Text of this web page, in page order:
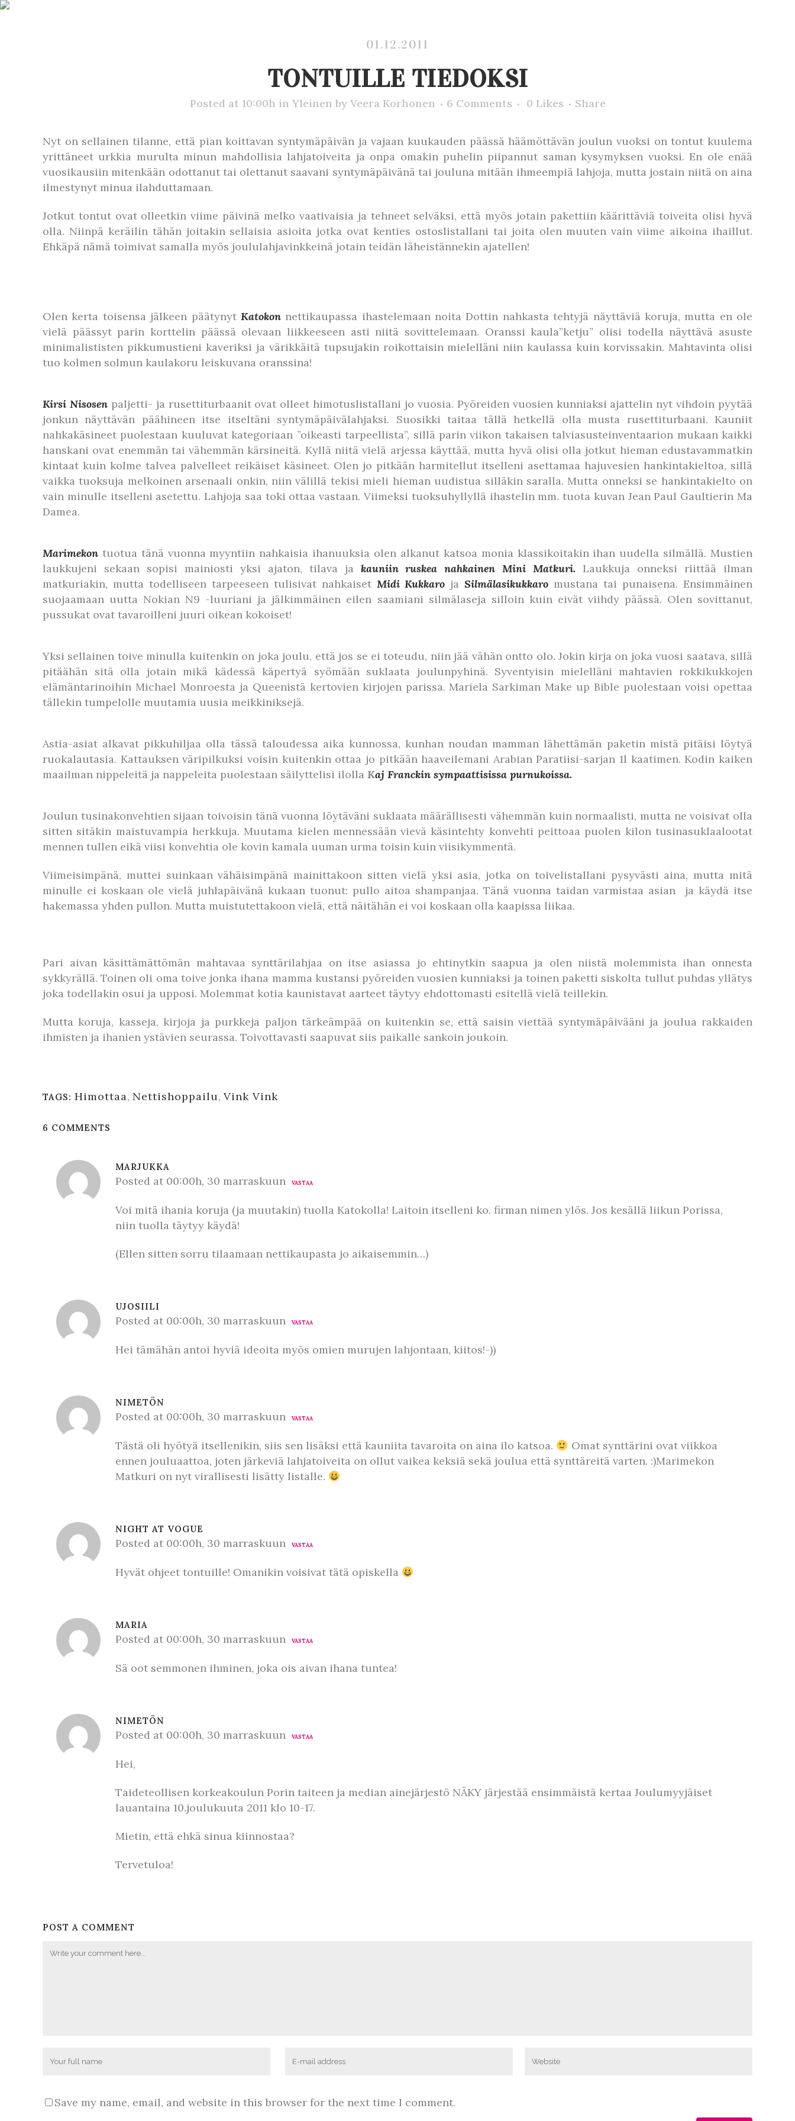
01.12.2011
TONTUILLE TIEDOKSI
Posted at 10:00h in Yleinen by Veera Korhonen 6 Comments 0 Likes Share
Nyt on sellainen tilanne, että pian koittavan syntymäpäivän ja vajaan kuukauden päässä häämöttävän joulun vuoksi on tontut kuulema
yrittäneet urkkia murulta minun mahdollisia lahjatoiveita ja onpa omakin puhelin piipannut saman kysymyksen vuoksi. En ole enää
vuosikausiin mitenkään odottanut tai olettanut saavani syntymäpäivänä tai jouluna mitään ihmeempiä lahjoja, mutta jostain niitä on aina
ilmestynyt minua ilahduttamaan.
Jotkut tontut ovat olleetkin viime päivinä melko vaativaisia ja tehneet selväksi, että myös jotain pakettiin käärittäviä toiveita olisi hyvä
olla. Niinpä keräilin tähän joitakin sellaisia asioita jotka ovat kenties ostoslistallani tai joita olen muuten vain viime aikoina ihaillut.
Ehkäpä nämä toimivat samalla myös joululahjavinkkeinä jotain teidän läheistännekin ajatellen!
Olen kerta toisensa jälkeen päätynyt Katokonnettikaupassa ihastelemaan noita Dottin nahkasta tehtyjä näyttäviä koruja, mutta en ole
vielä päässyt parin korttelin päässä olevaan liikkeeseen asti niitä sovittelemaan. Oranssi kaula”ketju” olisi todella näyttävä asuste
minimalististen pikkumustieni kaveriksi ja värikkäitä tupsujakin roikottaisin mielelläni niin kaulassa kuin korvissakin. Mahtavinta olisi
tuo kolmen solmun kaulakoru leiskuvana oranssina!
Kirsi Nisosenpaljetti- ja rusettiturbaanit ovat olleet himotuslistallani jo vuosia. Pyöreiden vuosien kunniaksi ajattelin nyt vihdoin pyytää
jonkun näyttävän päähineen itse itseltäni syntymäpäivälahjaksi. Suosikki taitaa tällä hetkellä olla musta rusettiturbaani. Kauniit
nahkakäsineet puolestaan kuuluvat kategoriaan ”oikeasti tarpeellista”, sillä parin viikon takaisen talviasusteinventaarion mukaan kaikki
hanskani ovat enemmän tai vähemmän kärsineitä. Kyllä niitä vielä arjessa käyttää, mutta hyvä olisi olla jotkut hieman edustavammatkin
kintaat kuin kolme talvea palvelleet reikäiset käsineet. Olen jo pitkään harmitellut itselleni asettamaa hajuvesien hankintakieltoa, sillä
vaikka tuoksuja melkoinen arsenaali onkin, niin välillä tekisi mieli hieman uudistua silläkin saralla. Mutta onneksi se hankintakielto on
vain minulle itselleni asetettu. Lahjoja saa toki ottaa vastaan. Viimeksi tuoksuhyllyllä ihastelin mm. tuota kuvan Jean Paul Gaultierin Ma
Damea.
Marimekon tuotua tänä vuonna myyntiin nahkaisia ihanuuksia olen alkanut katsoa monia klassikoitakin ihan uudella silmällä. Mustien
laukkujeni sekaan sopisi mainiosti yksi ajaton, tilava ja kauniin ruskea nahkainen Mini Matkuri. Laukkuja onneksi riittää ilman
matkuriakin, mutta todelliseen tarpeeseen tulisivat nahkaiset Midi Kukkaro jaSilmälasikukkaro mustana tai punaisena. Ensimmäinen
suojaamaan uutta Nokian N9 -luuriani ja jälkimmäinen eilen saamiani silmälaseja silloin kuin eivät viihdy päässä. Olen sovittanut,
pussukat ovat tavaroilleni juuri oikean kokoiset!
Yksi sellainen toive minulla kuitenkin on joka joulu, että jos se ei toteudu, niin jää vähän ontto olo. Jokin kirja on joka vuosi saatava, sillä
pitäähän sitä olla jotain mikä kädessä käpertyä syömään suklaata joulunpyhinä. Syventyisin mielelläni mahtavien rokkikukkojen
elämäntarinoihin Michael Monroesta ja Queenistä kertovien kirjojen parissa. Mariela Sarkiman Make up Bible puolestaan voisi opettaa
tällekin tumpelolle muutamia uusia meikkiniksejä.
Astia-asiat alkavat pikkuhiljaa olla tässä taloudessa aika kunnossa, kunhan noudan mamman lähettämän paketin mistä pitäisi löytyä
ruokalautasia. Kattauksen väripilkuksi voisin kuitenkin ottaa jo pitkään haaveilemani Arabian Paratiisi-sarjan 1l kaatimen. Kodin kaiken
maailman nippeleitä ja nappeleita puolestaan säilyttelisi ilolla Kaj Franckin sympaattisissa purnukoissa.
Joulun tusinakonvehtien sijaan toivoisin tänä vuonna löytäväni suklaata määrällisesti vähemmän kuin normaalisti, mutta ne voisivat olla
sitten sitäkin maistuvampia herkkuja. Muutama kielen mennessään vievä käsintehty konvehti peittoaa puolen kilon tusinasuklaalootat
mennen tullen eikä viisi konvehtia ole kovin kamala uuman urma toisin kuin viisikymmentä.
Viimeisimpänä, muttei suinkaan vähäisimpänä mainittakoon sitten vielä yksi asia, jotka on toivelistallani pysyvästi aina, mutta mitä
minulle ei koskaan ole vielä juhlapäivänä kukaan tuonut: pullo aitoa shampanjaa. Tänä vuonna taidan varmistaa asian ja käydä itse
hakemassa yhden pullon. Mutta muistutettakoon vielä, että näitähän ei voi koskaan olla kaapissa liikaa.
Pari aivan käsittämättömän mahtavaa synttärilahjaa on itse asiassa jo ehtinytkin saapua ja olen niistä molemmista ihan onnesta
sykkyrällä. Toinen oli oma toive jonka ihana mamma kustansi pyöreiden vuosien kunniaksi ja toinen paketti siskolta tullut puhdas yllätys
joka todellakin osui ja upposi. Molemmat kotia kaunistavat aarteet täytyy ehdottomasti esitellä vielä teillekin.
Mutta koruja, kasseja, kirjoja ja purkkeja paljon tärkeämpää on kuitenkin se, että saisin viettää syntymäpäivääni ja joulua rakkaiden
ihmisten ja ihanien ystävien seurassa. Toivottavasti saapuvat siis paikalle sankoin joukoin.
TAGS: Himottaa, Nettishoppailu, Vink Vink
6 COMMENTS
MARJUKKA
Posted at 00:00h, 30 marraskuun VASTAA
Voi mitä ihania koruja (ja muutakin) tuolla Katokolla! Laitoin itselleni ko. firman nimen ylös. Jos kesällä liikun Porissa,
niin tuolla täytyy käydä!
(Ellen sitten sorru tilaamaan nettikaupasta jo aikaisemmin…)
UJOSIILI
Posted at 00:00h, 30 marraskuun VASTAA
Hei tämähän antoi hyviä ideoita myös omien murujen lahjontaan, kiitos!-))
NIMETÖN
Posted at 00:00h, 30 marraskuun VASTAA
Tästä oli hyötyä itsellenikin, siis sen lisäksi että kauniita tavaroita on aina ilo katsoa.
Omat synttärini ovat viikkoa
ennen jouluaattoa, joten järkeviä lahjatoiveita on ollut vaikea keksiä sekä joulua että synttäreitä varten. :)Marimekon
Matkuri on nyt virallisesti lisätty listalle.
NIGHT AT VOGUE
Posted at 00:00h, 30 marraskuun VASTAA
Hyvät ohjeet tontuille! Omanikin voisivat tätä opiskella
MARIA
Posted at 00:00h, 30 marraskuun VASTAA
Sä oot semmonen ihminen, joka ois aivan ihana tuntea!
NIMETÖN
Posted at 00:00h, 30 marraskuun VASTAA
Hei,
Taideteollisen korkeakoulun Porin taiteen ja median ainejärjestö NÄKY järjestää ensimmäistä kertaa Joulumyyjäiset
lauantaina 10.joulukuuta 2011 klo 10-17.
Mietin, että ehkä sinua kiinnostaa?
Tervetuloa!
POST A COMMENT
Save my name, email, and website in this browser for the next time I comment.